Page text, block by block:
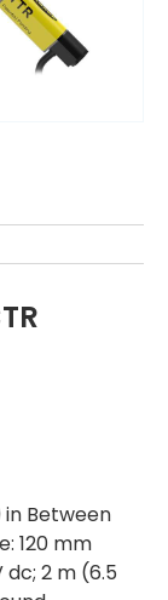
in Between
120 mm
dc; 2 m (6.5